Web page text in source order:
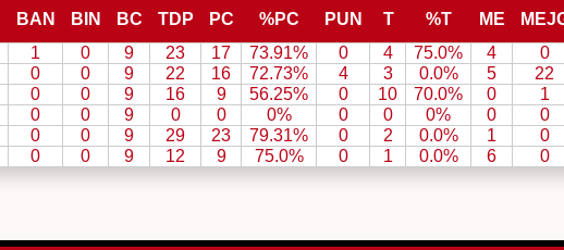
BAN BIN BC TDP PC %PC PUN T %T ME
1 0 9 23 17 73.91% 0 4 75.0% 4 0
0 0 9 22 16 72.73% 4 3 0.0% 5 22
0 0 9 16 9 56.25% 0 10 70.0% 0 1
0 0 9 0 0 0% 0 0 0% 0 0
0 0 9 29 23 79.31% 0 2 0.0% 1 0
0 0 9 12 9 75.0% 0 1 0.0% 6 0